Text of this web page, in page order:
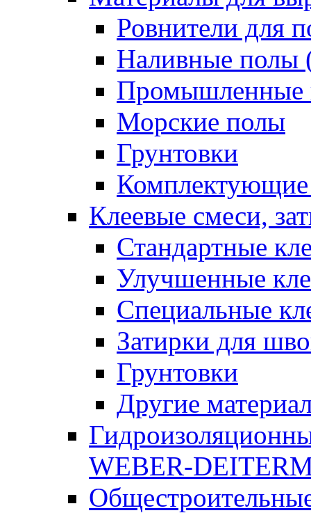
Ровнители для
Наливные полы
Промышленные
Морские полы
Грунтовки
Клеевые смеси,
Стандартные
Улучшенные
Специальные
Затирки для
Грунтовки
Другие
WEBER-